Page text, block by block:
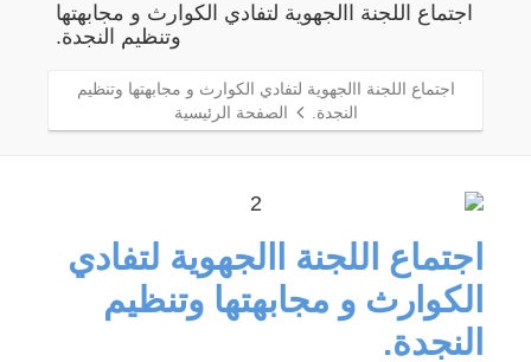
اجتماع اللجنة االجهوية لتفادي الكوارث و مجابهتها
وتنظيم النجدة.
اجتماع اللجنة االجهوية لتفادي الكوارث و مجابهتها وتنظيم
النجدة.
الصفحة الرئيسية
اجتماع اللجنة االجهوية لتفادي
الكوارث و مجابهتها وتنظيم
النجدة.